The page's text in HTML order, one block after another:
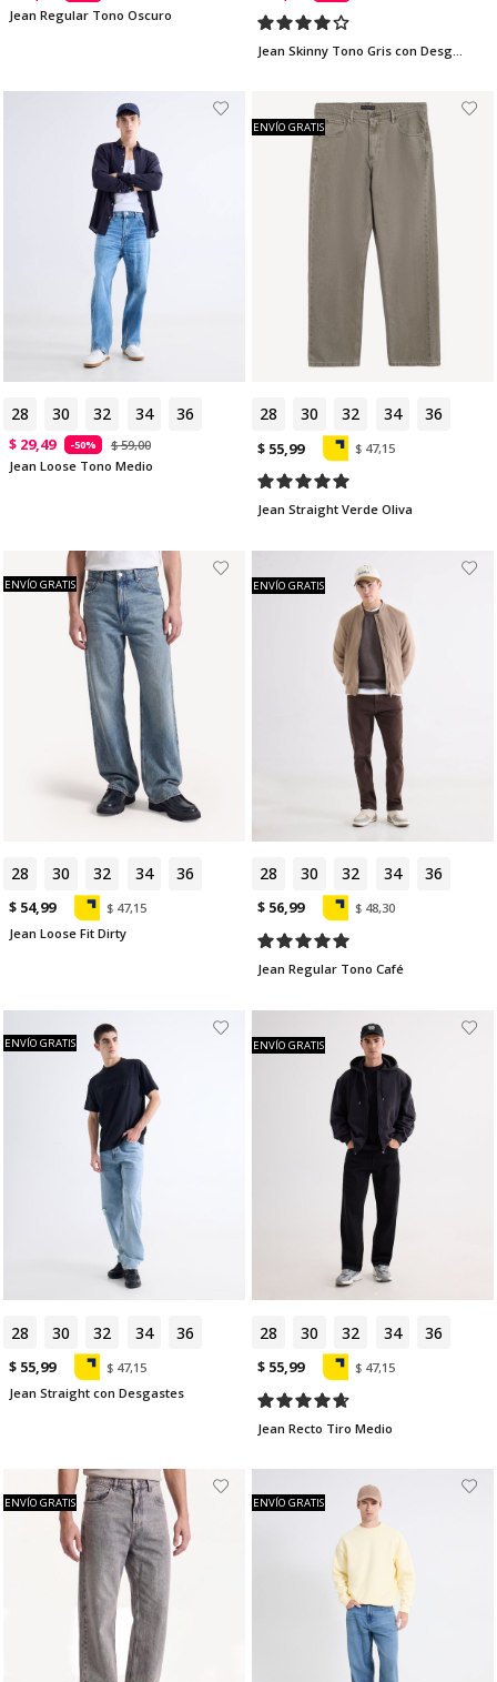
Jean Regular Tono Oscuro
Jean Skinny Tono Gris con Desgastes
28 30 32 34 36
$ 29,49 -50%
$ 59,00
Jean Loose Tono Medio
28 30 32 34 36
ENVÍO GRATIS
$ 55,99 $ 47,15
Jean Straight Verde Oliva
28 30 32 34 36
ENVÍO GRATIS
$ 54,99
$ 47,15
Jean Loose Fit Dirty
28 30 32 34 36
ENVÍO GRATIS
$ 56,99 $ 48,30
Jean Regular Tono Café
28 30 32 34 36
ENVÍO GRATIS
$ 55,99
$ 47,15
Jean Straight con Desgastes
28 30 32 34 36
ENVÍO GRATIS
$ 55,99 $ 47,15
Jean Recto Tiro Medio
ENVÍO GRATIS ENVÍO GRATIS